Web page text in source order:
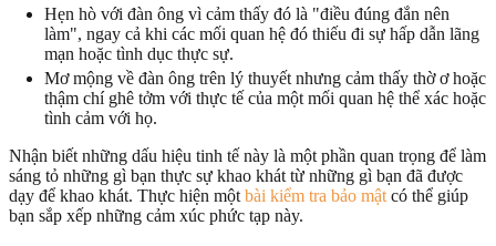
Hẹn hò với đàn ông vì cảm thấy đó là "điều đúng đắn nên
làm", ngay cả khi các mối quan hệ đó thiếu đi sự hấp dẫn lãng
mạn hoặc tình dục thực sự.
Mơ mộng về đàn ông trên lý thuyết nhưng cảm thấy thờ ơ hoặc
thậm chí ghê tởm với thực tế của một mối quan hệ thể xác hoặc
tình cảm với họ.
Nhận biết những dấu hiệu tinh tế này là một phần quan trọng để làm
sáng tỏ những gì bạn thực sự khao khát từ những gì bạn đã được
dạy để khao khát. Thực hiện một bài kiểm tra bảo mật có thể giúp
bạn sắp xếp những cảm xúc phức tạp này.